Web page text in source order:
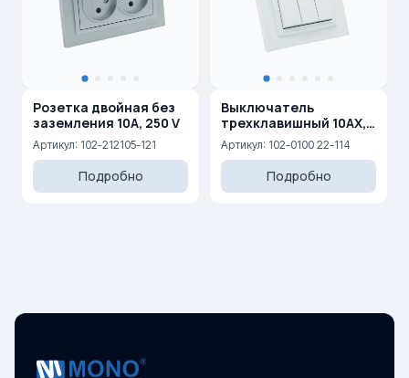
Розетка двойная без
заземления 10A, 250 V
Артикул: 102-212105-121
Подробно
Выключатель
трехклавишный 10AX,
250 V
Артикул: 102-0100 22-114
Подробно